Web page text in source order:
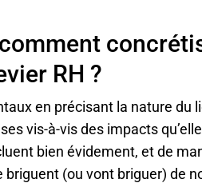
RH ?
en précisant la nature du
vis-à-vis des impacts
bien évidement, et de
briguent (ou vont briguer) de